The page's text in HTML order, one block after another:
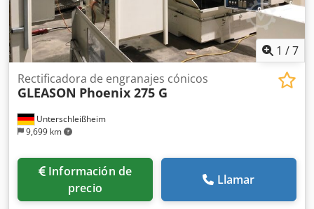
1 /7
Unterschleißheim
9,699 km
Rectificadora de engranajes cónicos
GLEASON Phoenix 275 G
Información de
precio
Llamar